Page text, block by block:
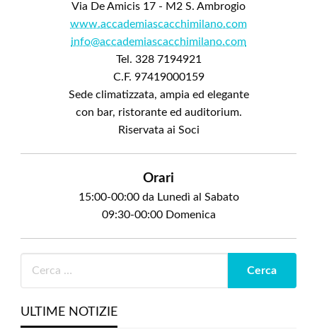
Via De Amicis 17 - M2 S. Ambrogio
www.accademiascacchimilano.com
info@accademiascacchimilano.com
Tel. 328 7194921
C.F. 97419000159
Sede climatizzata, ampia ed elegante
con bar, ristorante ed auditorium.
Riservata ai Soci
Orari
15:00-00:00 da Lunedì al Sabato
09:30-00:00 Domenica
ULTIME NOTIZIE